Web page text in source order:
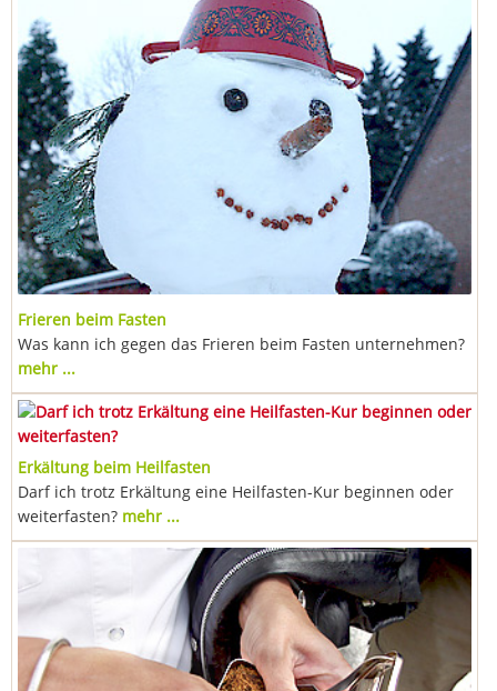
Frieren beim Fasten
Was kann ich gegen das Frieren beim Fasten unternehmen?
mehr ...
Erkältung beim Heilfasten
Darf ich trotz Erkältung eine Heilfasten-Kur beginnen oder
weiterfasten? mehr ...